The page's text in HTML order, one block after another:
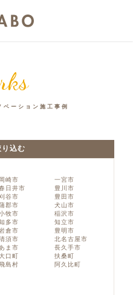
ーション施工事例
込む
岡崎市
一宮市
日井市
豊川市
谷市
豊田市
郡市
犬山市
牧市
稲沢市
多市
知立市
倉市
豊明市
須市
北名古屋市
あま市
長久手市
口町
扶桑町
島村
阿久比町